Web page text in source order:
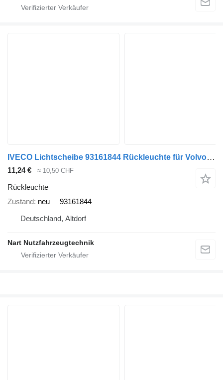
IVECO Lichtscheibe 93161844 Rückleuchte für Volvo Renault IVECO VW MAN Scania Sattelzugmaschine
11,24 € ≈ 10,50 CHF
Rückleuchte
Zustand neu
93161844
Deutschland, Altdorf
Nart Nutzfahrzeugtechnik